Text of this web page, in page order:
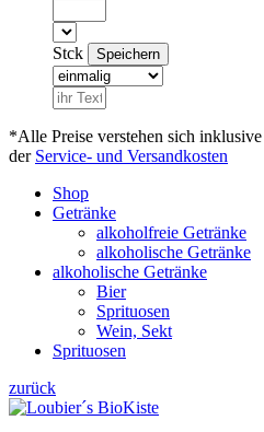
Stck
*Alle Preise verstehen sich
der Service- und Versandkosten
Shop
Getränke
alkoholfreie Getränke
alkoholische Getränke
alkoholische Getränke
Bier
Sprituosen
Wein, Sekt
Sprituosen
zurück